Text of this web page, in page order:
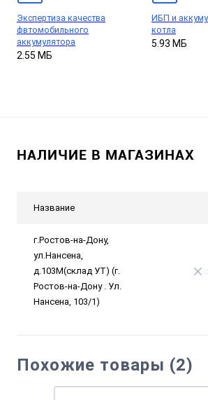
Экспертиза качества
фвтомобильного
аккумулятора
2.55 МБ
ИБП и
котла
5.93 МБ
НАЛИЧИЕ В МАГАЗИНАХ
Название
г.Ростов-на-Дону,
ул.Нансена,
д.103М(склад УТ) (г.
Ростов-на-Дону . Ул.
Нансена, 103/1)
Похожие товары (2)